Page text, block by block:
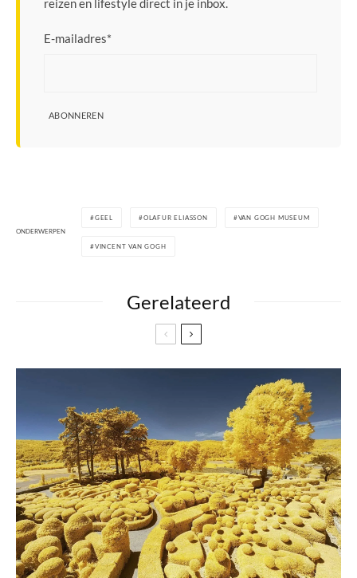
reizen en lifestyle direct in je inbox.
E-mailadres*
ABONNEREN
ONDERWERPEN
GEEL OLAFUR ELIASSON VAN GOGH MUSEUM
VINCENT VAN GOGH
Gerelateerd